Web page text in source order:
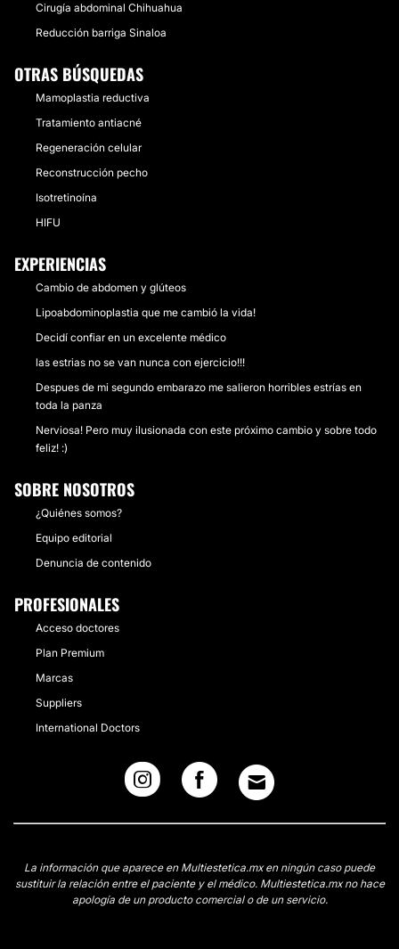
Cirugía abdominal Chihuahua
Reducción barriga Sinaloa
OTRAS BÚSQUEDAS
Mamoplastia reductiva
Tratamiento antiacné
Regeneración celular
Reconstrucción pecho
Isotretinoína
HIFU
EXPERIENCIAS
Cambio de abdomen y glúteos
Lipoabdominoplastia que me cambió la vida!
Decidí confiar en un excelente médico
las estrias no se van nunca con ejercicio!!!
Despues de mi segundo embarazo me salieron horribles estrías en
toda la panza
Nerviosa! Pero muy ilusionada con este próximo cambio y sobre todo
feliz! :)
SOBRE NOSOTROS
¿Quiénes somos?
Equipo editorial
Denuncia de contenido
PROFESIONALES
Acceso doctores
Plan Premium
Marcas
Suppliers
International Doctors
La información que aparece en Multiestetica.mx en ningún caso puede
sustituir la relación entre el paciente y el médico. Multiestetica.mx no hace
apología de un producto comercial o de un servicio.